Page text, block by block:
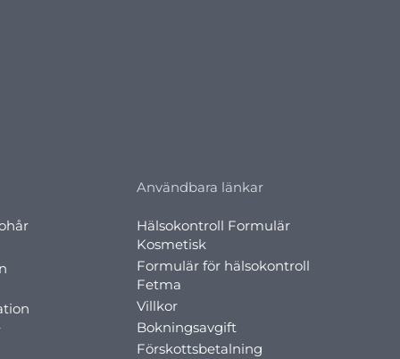
Användbara länkar
Hälsokontroll Formulär
Kosmetisk
Formulär för hälsokontroll
Fetma
Villkor
Bokningsavgift
Förskottsbetalning